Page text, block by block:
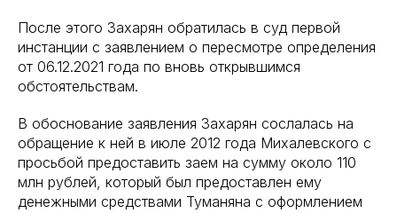
После этого Захарян обратилась в суд первой
инстанции с заявлением о пересмотре определения
от 06.12.2021 года по вновь открывшимся
обстоятельствам.
В обоснование заявления Захарян сослалась на
обращение к ней в июле 2012 года Михалевского с
просьбой предоставить заем на сумму около 110
млн рублей, который был предоставлен ему
денежными средствами Туманяна с оформлением